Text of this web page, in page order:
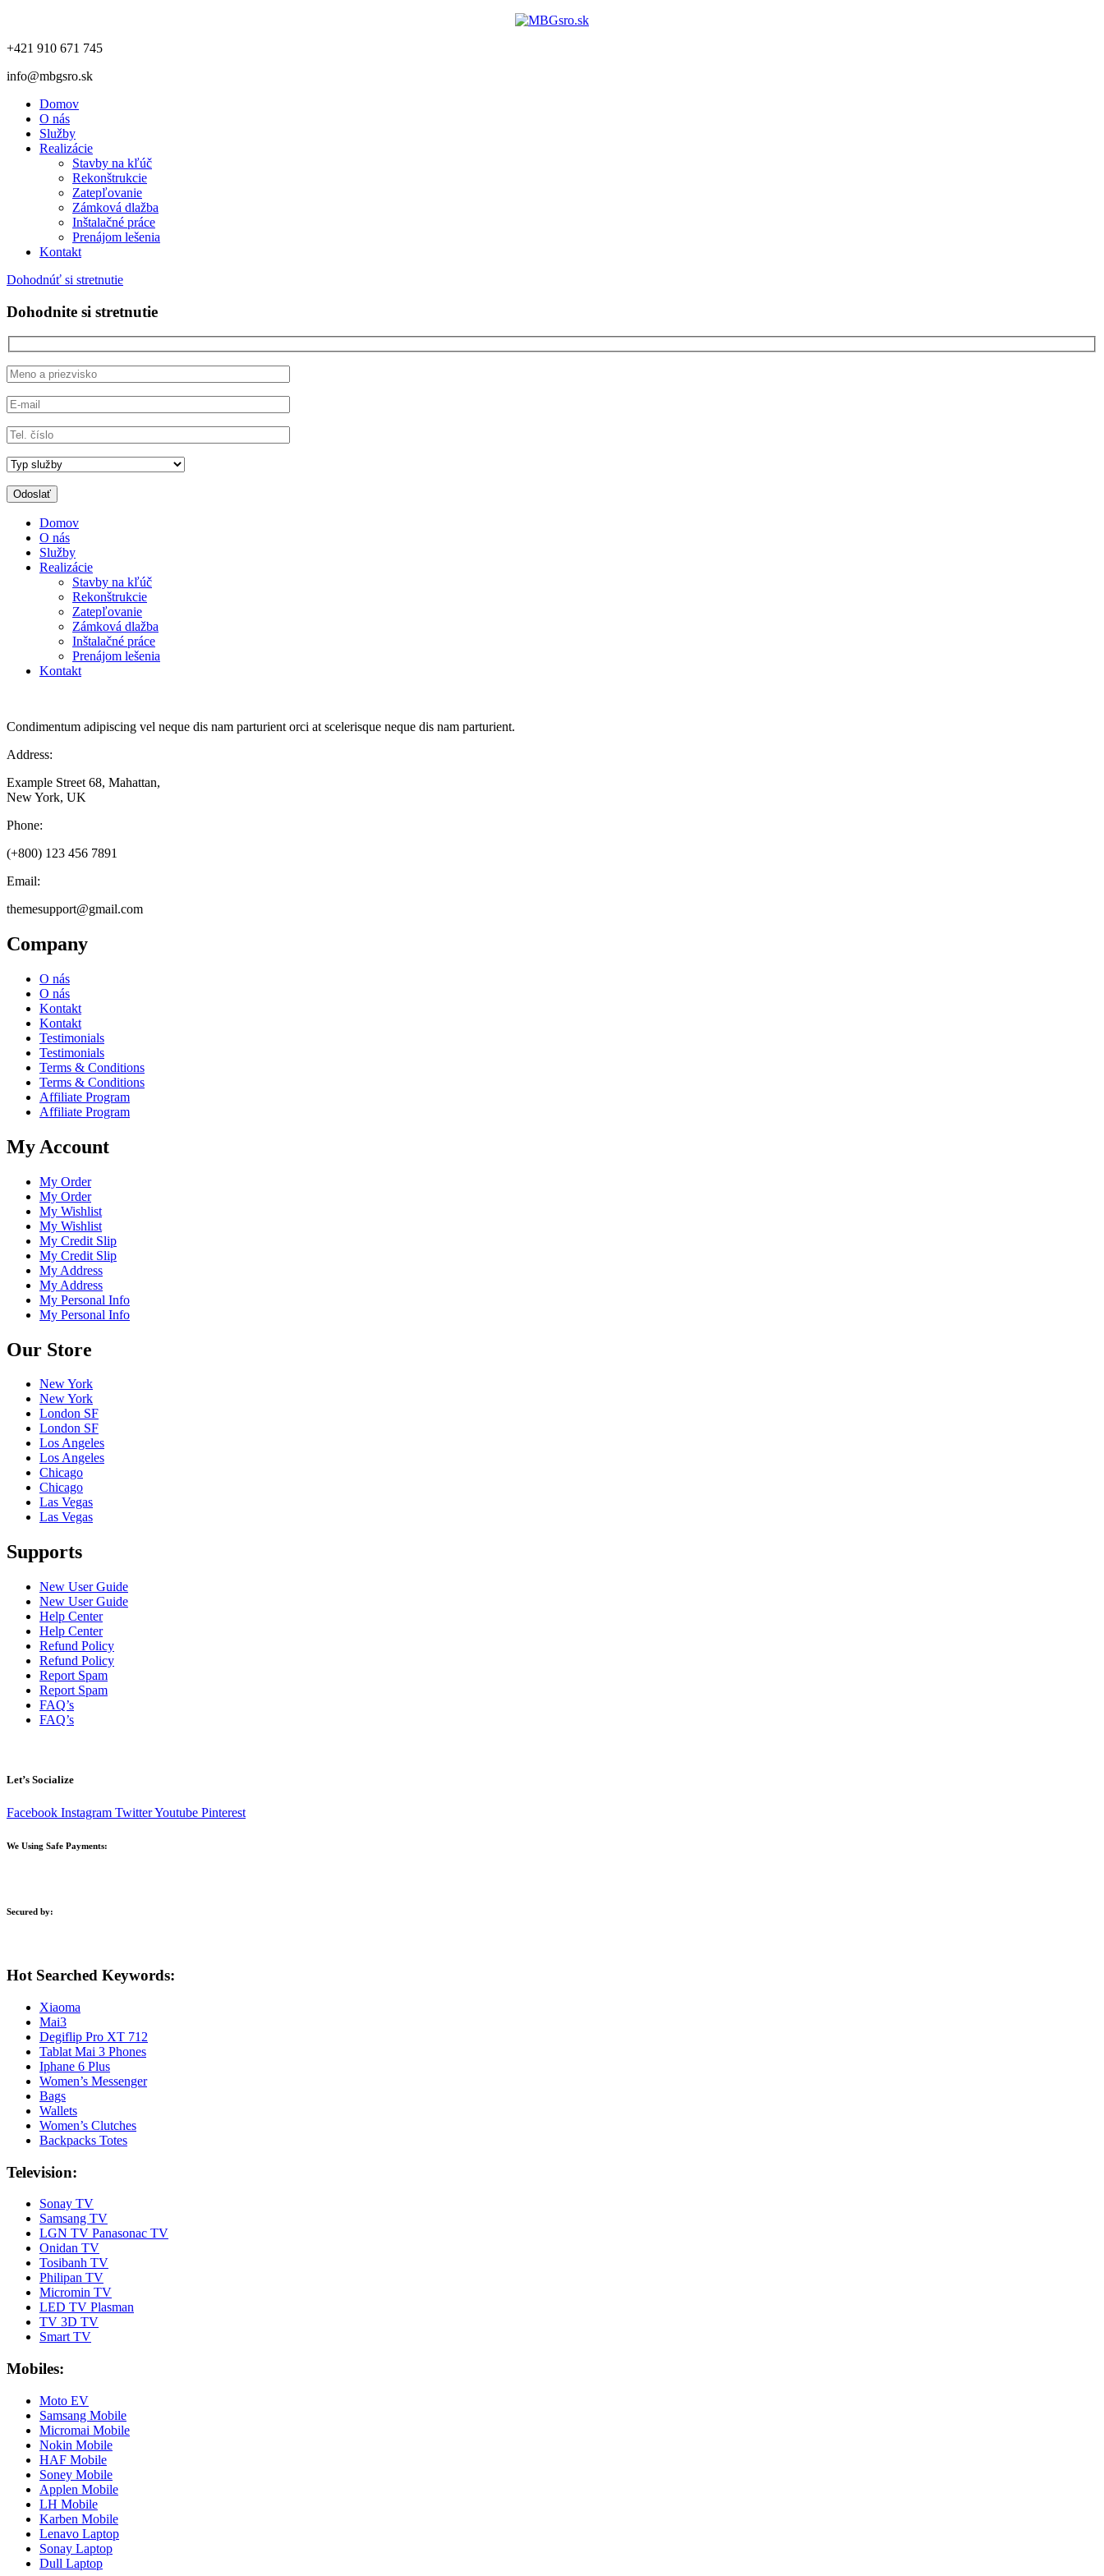
+421 910 671 745
info@mbgsro.sk
Domov
O nás
Služby
Realizácie
Stavby na kľúč
Rekonštrukcie
Zatepľovanie
Zámková dlažba
Inštalačné práce
Prenájom lešenia
Kontakt
Dohodnúť si stretnutie
Dohodnite si stretnutie
Domov
O nás
Služby
Realizácie
Stavby na kľúč
Rekonštrukcie
Zatepľovanie
Zámková dlažba
Inštalačné práce
Prenájom lešenia
Kontakt
Condimentum adipiscing vel neque dis nam parturient orci at scelerisque neque dis nam parturient.
Address:
Example Street 68, Mahattan,
New York, UK
Phone:
(+800) 123 456 7891
Email:
themesupport@gmail.com
Company
O nás
O nás
Kontakt
Kontakt
Testimonials
Testimonials
Terms & Conditions
Terms & Conditions
Affiliate Program
Affiliate Program
My Account
My Order
My Order
My Wishlist
My Wishlist
My Credit Slip
My Credit Slip
My Address
My Address
My Personal Info
My Personal Info
Our Store
New York
New York
London SF
London SF
Los Angeles
Los Angeles
Chicago
Chicago
Las Vegas
Las Vegas
Supports
New User Guide
New User Guide
Help Center
Help Center
Refund Policy
Refund Policy
Report Spam
Report Spam
FAQ’s
FAQ’s
Let’s Socialize
Facebook Instagram TwitterYoutube Pinterest
We Using Safe Payments:
Secured by:
Hot Searched Keywords:
Xiaoma
Mai3
Degiflip Pro XT 712
Tablat Mai 3 Phones
Iphane 6 Plus
Women’s Messenger
Bags
Wallets
Women’s Clutches
Backpacks Totes
Television:
Sonay TV
Samsang TV
LGN TV Panasonac TV
Onidan TV
Tosibanh TV
Philipan TV
Micromin TV
LED TV Plasman
TV 3D TV
Smart TV
Mobiles:
Moto EV
Samsang Mobile
Micromai Mobile
Nokin Mobile
HAF Mobile
Soney Mobile
Applen Mobile
LH Mobile
Karben Mobile
Lenavo Laptop
Sonay Laptop
Dull Laptop